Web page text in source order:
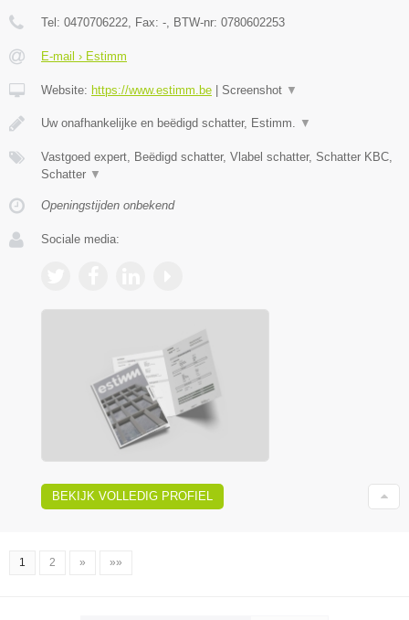
Tel: 0470706222 , Fax: - , BTW-nr: 0780602253
E-mail › Estimm
Website: https://www.estimm.be Screenshot ▼
Uw onafhankelijke en beëdigd schatter, Estimm. ▼
Vastgoed expert, Beëdigd schatter, Vlabel schatter, Schatter KBC,
Schatter ▼
Openingstijden onbekend
Sociale media:
BEKIJK VOLLEDIG PROFIEL
1 2 » »»